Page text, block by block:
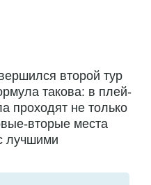
второй тур
такова: в плей-
проходят не только
вторые места
лучшими